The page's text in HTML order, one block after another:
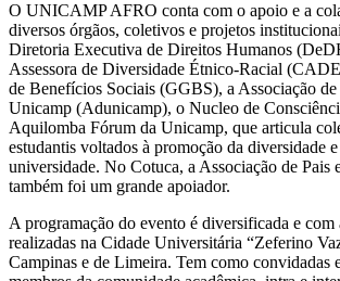
O UNICAMP AFRO conta com o apoio e a
diversos órgãos, coletivos e projetos
Diretoria Executiva de Direitos Humanos
Assessora de Diversidade Étnico-Racial
de Benefícios Sociais (GGBS), a Associação
Unicamp (Adunicamp), o Nucleo de
Aquilomba Fórum da Unicamp, que articula
estudantis voltados à promoção da diversidade
universidade. No Cotuca, a Associação de Pais
também foi um grande apoiador.
A programação do evento é diversificada e com
realizadas na Cidade Universitária “Zeferino
Campinas e de Limeira. Tem como convidadas